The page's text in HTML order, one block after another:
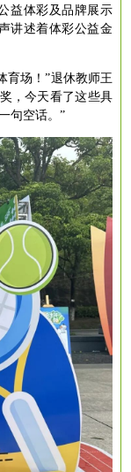
益体彩及品牌展示
讲述着体彩公益金
育场！”退休教师王
，今天看了这些具
句空话。”